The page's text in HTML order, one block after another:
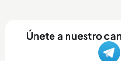
Únete a nuestro